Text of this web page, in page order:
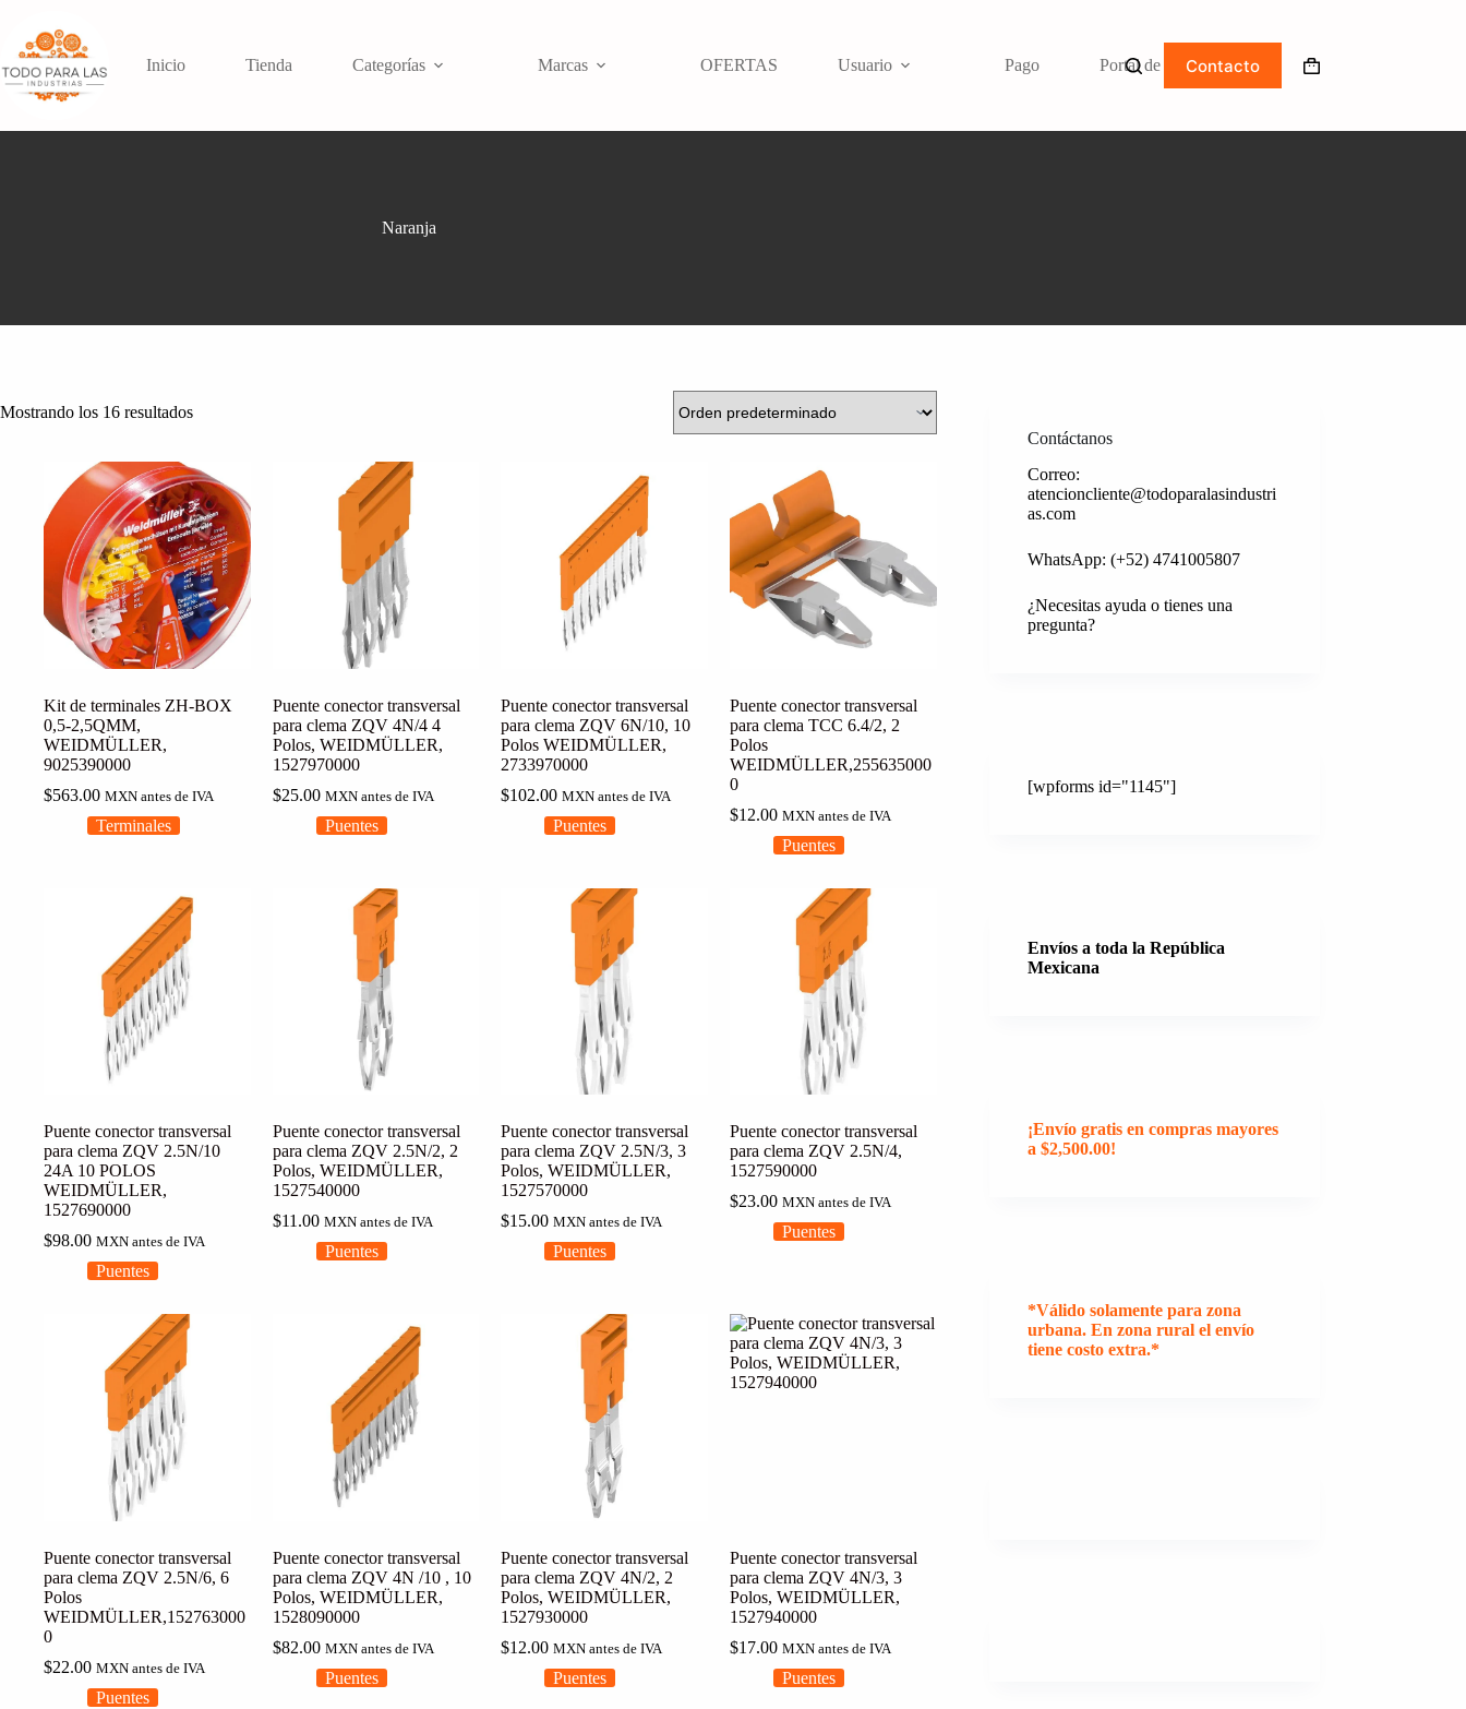
contenido
Inicio
Tienda Categorías Marcas OFERTAS Usuario Pago Portal de clientesContacto
Carro
Naranja
Mostrando los 16 resultados
Kit de terminales ZH-BOX
0,5-2,5QMM,
WEIDMÜLLER,
9025390000
$563.00 MXN antes de IVA
Terminales
Puente conector transversal
para clema ZQV 4N/4 4
Polos, WEIDMÜLLER,
1527970000
$25.00 MXN antes de IVA
Puentes
Puente conector transversal
para clema ZQV 6N/10, 10
Polos WEIDMÜLLER,
2733970000
$102.00 MXN antes de IVA
Puentes
Puente conector transversal
para clema TCC 6.4/2, 2
Polos
WEIDMÜLLER,255635000
0
$12.00 MXN antes de IVA
Puentes
Puente conector transversal
para clema ZQV 2.5N/10
24A 10 POLOS
WEIDMÜLLER,
1527690000
$98.00 MXN antes de IVA
Puentes
Puente conector transversal
para clema ZQV 2.5N/2, 2
Polos, WEIDMÜLLER,
1527540000
$11.00 MXN antes de IVA
Puentes
Puente conector transversal
para clema ZQV 2.5N/3, 3
Polos, WEIDMÜLLER,
1527570000
$15.00 MXN antes de IVA
Puentes
Puente conector transversal
para clema ZQV 2.5N/4,
1527590000
$23.00 MXN antes de IVA
Puentes
Puente conector transversal
para clema ZQV 2.5N/6, 6
Polos
WEIDMÜLLER,152763000
0
$22.00 MXN antes de IVA
Puentes
Puente conector transversal
para clema ZQV 4N /10 , 10
Polos, WEIDMÜLLER,
1528090000
$82.00 MXN antes de IVA
Puentes
Puente conector transversal
para clema ZQV 4N/2, 2
Polos, WEIDMÜLLER,
1527930000
$12.00 MXN antes de IVA
Puentes
Puente conector transversal
para clema ZQV 4N/3, 3
Polos, WEIDMÜLLER,
1527940000
$17.00 MXN antes de IVA
Puentes
Contáctanos
Correo:
atencioncliente@todoparalasindustri
as.com
WhatsApp: (+52) 4741005807
¿Necesitas ayuda o tienes una
pregunta?
[wpforms id="1145"]
Envíos a toda la República
Mexicana
¡Envío gratis en compras mayores
a $2,500.00!
*Válido solamente para zona
urbana. En zona rural el envío
tiene costo extra.*